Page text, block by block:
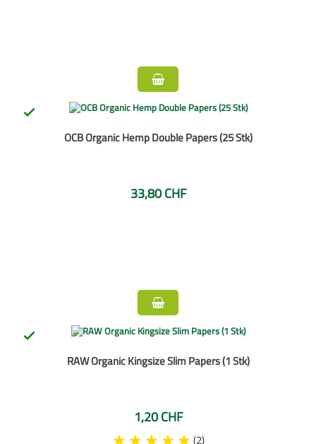

OCB Organic Hemp Double Papers (25 Stk)
33,80 CHF

RAW Organic Kingsize Slim Papers (1 Stk)
1,20 CHF
(2)